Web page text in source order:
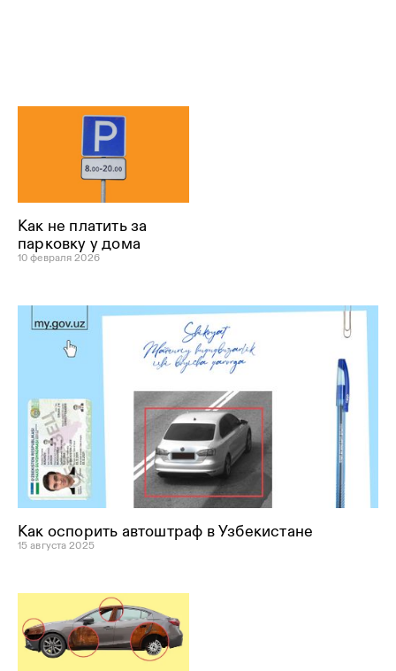
Как не платить за
парковку у дома
10 февраля 2026
Как оспорить автоштраф в Узбекистане
15 августа 2025